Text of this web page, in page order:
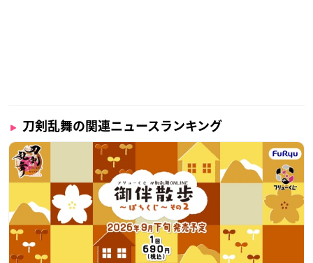
刀剣乱舞の関連ニュースランキング